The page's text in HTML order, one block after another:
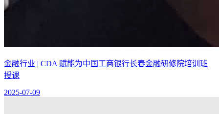
金融行业 | CDA 赋能为中国工商银行长春金融研修院培训班
授课
2025-07-09